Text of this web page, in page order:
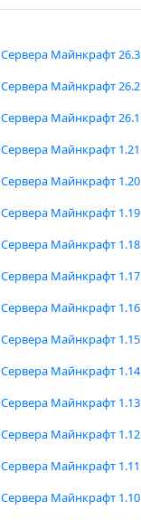
Сервера Майнкрафт 26.3
Сервера Майнкрафт 26.2
Сервера Майнкрафт 26.1
Сервера Майнкрафт 1.21
Сервера Майнкрафт 1.20
Сервера Майнкрафт 1.19
Сервера Майнкрафт 1.18
Сервера Майнкрафт 1.17
Сервера Майнкрафт 1.16
Сервера Майнкрафт 1.15
Сервера Майнкрафт 1.14
Сервера Майнкрафт 1.13
Сервера Майнкрафт 1.12
Сервера Майнкрафт 1.11
Сервера Майнкрафт 1.10